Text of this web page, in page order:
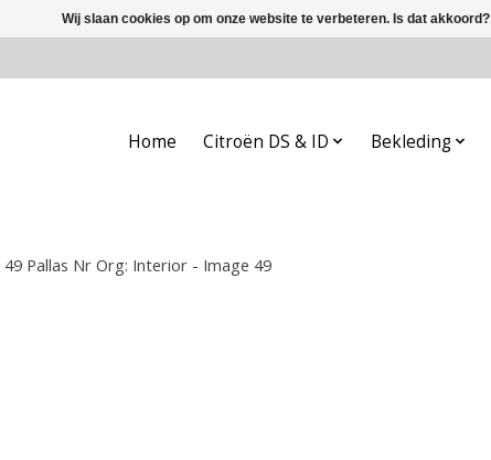
Home Citroën DS & ID Bekleding
Pallas Nr Org: Interior - Image 49
Wij slaan cookies op om onze website te verbeteren. Is dat akkoord?